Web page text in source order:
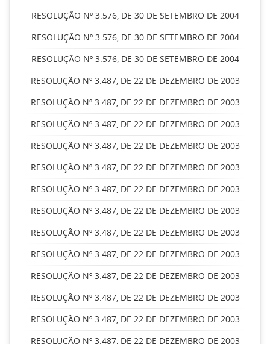
RESOLUÇÃO Nº 3.576, DE 30 DE SETEMBRO DE 2004
RESOLUÇÃO Nº 3.576, DE 30 DE SETEMBRO DE 2004
RESOLUÇÃO Nº 3.576, DE 30 DE SETEMBRO DE 2004
RESOLUÇÃO Nº 3.487, DE 22 DE DEZEMBRO DE 2003
RESOLUÇÃO Nº 3.487, DE 22 DE DEZEMBRO DE 2003
RESOLUÇÃO Nº 3.487, DE 22 DE DEZEMBRO DE 2003
RESOLUÇÃO Nº 3.487, DE 22 DE DEZEMBRO DE 2003
RESOLUÇÃO Nº 3.487, DE 22 DE DEZEMBRO DE 2003
RESOLUÇÃO Nº 3.487, DE 22 DE DEZEMBRO DE 2003
RESOLUÇÃO Nº 3.487, DE 22 DE DEZEMBRO DE 2003
RESOLUÇÃO Nº 3.487, DE 22 DE DEZEMBRO DE 2003
RESOLUÇÃO Nº 3.487, DE 22 DE DEZEMBRO DE 2003
RESOLUÇÃO Nº 3.487, DE 22 DE DEZEMBRO DE 2003
RESOLUÇÃO Nº 3.487, DE 22 DE DEZEMBRO DE 2003
RESOLUÇÃO Nº 3.487, DE 22 DE DEZEMBRO DE 2003
RESOLUÇÃO Nº 3.487, DE 22 DE DEZEMBRO DE 2003